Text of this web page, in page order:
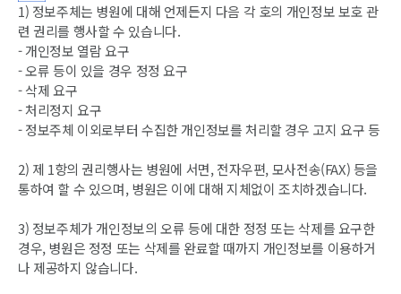
1) 정보주체는 병원에 대해 언제든지 다음 각 호의 개인정보 보호 관
련 권리를 행사할 수 있습니다.
- 개인정보 열람 요구
- 오류 등이 있을 경우 정정 요구
- 삭제 요구
- 처리정지 요구
- 정보주체 이외로부터 수집한 개인정보를 처리할 경우 고지 요구 등
2) 제 1항의 권리행사는 병원에 서면, 전자우편, 모사전송(FAX) 등을
통하여 할 수 있으며, 병원은 이에 대해 지체없이 조치하겠습니다.
3) 정보주체가 개인정보의 오류 등에 대한 정정 또는 삭제를 요구한
경우, 병원은 정정 또는 삭제를 완료할 때까지 개인정보를 이용하거
나 제공하지 않습니다.